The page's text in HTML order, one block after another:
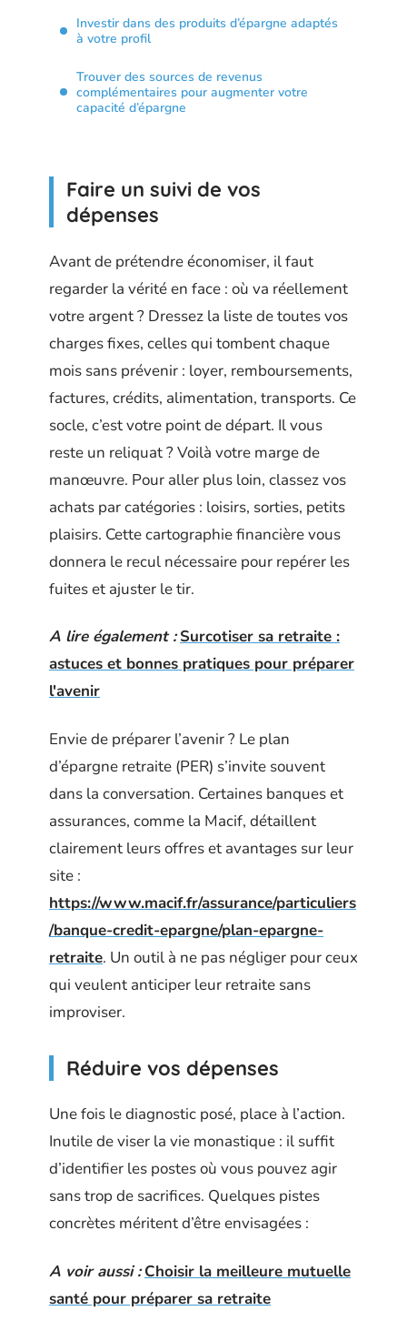
Investir dans des produits d’épargne adaptés
à votre profil
Trouver des sources de revenus
complémentaires pour augmenter votre
capacité d’épargne
Faire un suivi de vos
dépenses
Avant de prétendre économiser, il faut
regarder la vérité en face : où va réellement
votre argent ? Dressez la liste de toutes vos
charges fixes, celles qui tombent chaque
mois sans prévenir : loyer, remboursements,
factures, crédits, alimentation, transports. Ce
socle, c’est votre point de départ. Il vous
reste un reliquat ? Voilà votre marge de
manœuvre. Pour aller plus loin, classez vos
achats par catégories : loisirs, sorties, petits
plaisirs. Cette cartographie financière vous
donnera le recul nécessaire pour repérer les
fuites et ajuster le tir.
A lire également : Surcotiser sa retraite :
astuces et bonnes pratiques pour préparer
l'avenir
Envie de préparer l’avenir ? Le plan
d’épargne retraite (PER) s’invite souvent
dans la conversation. Certaines banques et
assurances, comme la Macif, détaillent
clairement leurs offres et avantages sur leur
site :
https://www.macif.fr/assurance/particuliers
/banque-credit-epargne/plan-epargne-
retraite. Un outil à ne pas négliger pour ceux
qui veulent anticiper leur retraite sans
improviser.
Réduire vos dépenses
Une fois le diagnostic posé, place à l’action.
Inutile de viser la vie monastique : il suffit
d’identifier les postes où vous pouvez agir
sans trop de sacrifices. Quelques pistes
concrètes méritent d’être envisagées :
A voir aussi : Choisir la meilleure mutuelle
santé pour préparer sa retraite